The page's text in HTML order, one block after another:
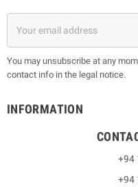
You may unsubscribe at any
contact info in the legal notice.
INFORMATION
+94
+94